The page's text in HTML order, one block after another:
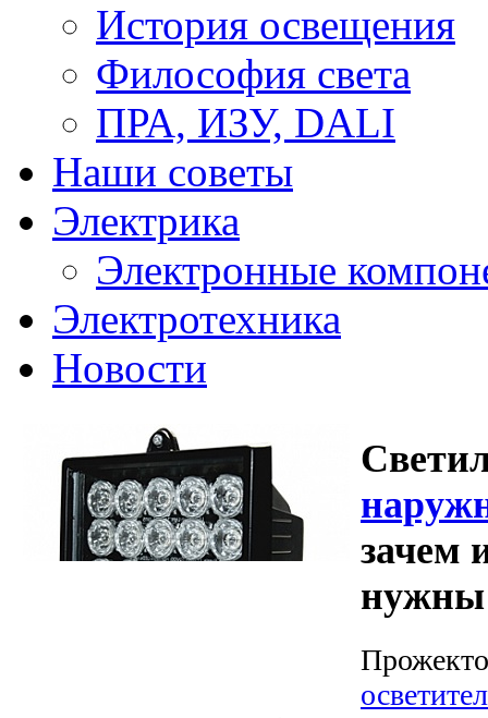
История освещения
Философия света
ПРА, ИЗУ, DALI
Наши советы
Электрика
Электронные
Электротехника
Новости
зачем
нужны